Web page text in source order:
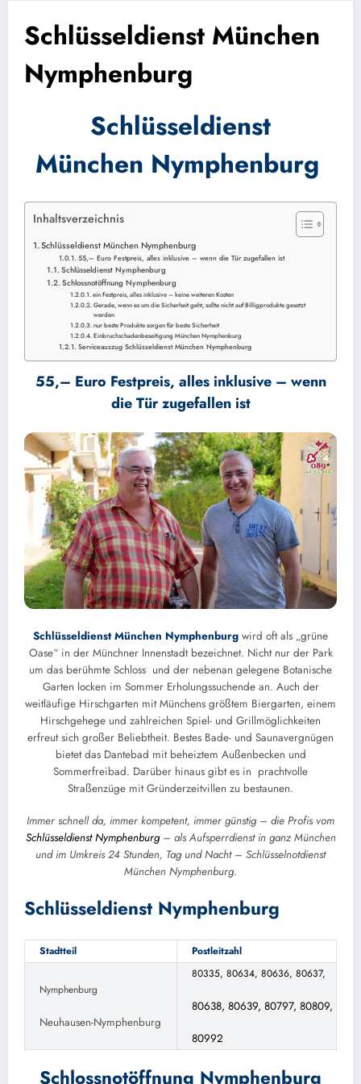
Schlüsseldienst München
Nymphenburg
Schlüsseldienst
München Nymphenburg
Inhaltsverzeichnis
Schlüsseldienst München Nymphenburg
55,– Euro Festpreis, alles inklusive – wenn die Tür zugefallen ist
Schlüsseldienst Nymphenburg
Schlossnotöffnung Nymphenburg
ein Festpreis, alles inklusive – keine weiteren Kosten
Gerade, wenn es um die Sicherheit geht, sollte nicht auf Billigprodukte gesetzt
werden
nur beste Produkte sorgen für beste Sicherheit
Einbruchschadenbeseitigung München Nymphenburg
Serviceauszug Schlüsseldienst München Nymphenburg
55,– Euro Festpreis, alles inklusive – wenn
die Tür zugefallen ist
Schlüsseldienst München Nymphenburg wird oft als „grüne
Oase“ in der Münchner Innenstadt bezeichnet. Nicht nur der Park
um das berühmte Schloss und der nebenan gelegene Botanische
Garten locken im Sommer Erholungssuchende an. Auch der
weitläufige Hirschgarten mit Münchens größtem Biergarten, einem
Hirschgehege und zahlreichen Spiel- und Grillmöglichkeiten
erfreut sich großer Beliebtheit. Bestes Bade- und Saunavergnügen
bietet das Dantebad mit beheiztem Außenbecken und
Sommerfreibad. Darüber hinaus gibt es in prachtvolle
Straßenzüge mit Gründerzeitvillen zu bestaunen.
Immer schnell da, immer kompetent, immer günstig – die Profis vom
Schlüsseldienst Nymphenburg– als Aufsperrdienst in ganz München
und im Umkreis 24 Stunden, Tag und Nacht – Schlüsselnotdienst
München Nymphenburg.
Schlüsseldienst Nymphenburg
Stadtteil Postleitzahl
Nymphenburg
Neuhausen-Nymphenburg
80335, 80634, 80636, 80637,
80638, 80639, 80797, 80809,
80992
Schlossnotöffnung Nymphenburg